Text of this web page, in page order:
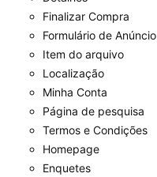
Finalizar Compra
Formulário de Anúncio
Item do arquivo
Localização
Minha Conta
Página de pesquisa
Termos e Condições
Homepage
Enquetes